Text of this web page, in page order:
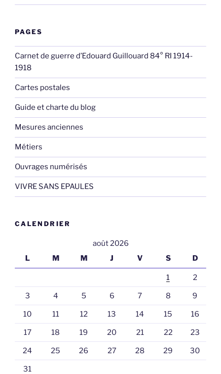
PAGES
Carnet de guerre d’Edouard Guillouard 84° RI 1914-
1918
Cartes postales
Guide et charte du blog
Mesures anciennes
Métiers
Ouvrages numérisés
VIVRE SANS EPAULES
CALENDRIER
août 2026
L
M M J V S D
1 2
3 4 5 6 7 8 9
10 11 12 13 14 15 16
17 18 19 20 21 22 23
24 25 26 27 28 29 30
31